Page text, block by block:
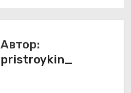
Автор:
pristroykin_